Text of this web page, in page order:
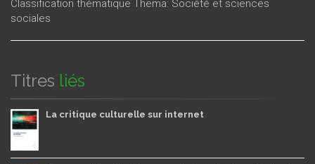
Classification thématique Thema: Société et sciences
sociales
Titres liés
La critique culturelle sur internet